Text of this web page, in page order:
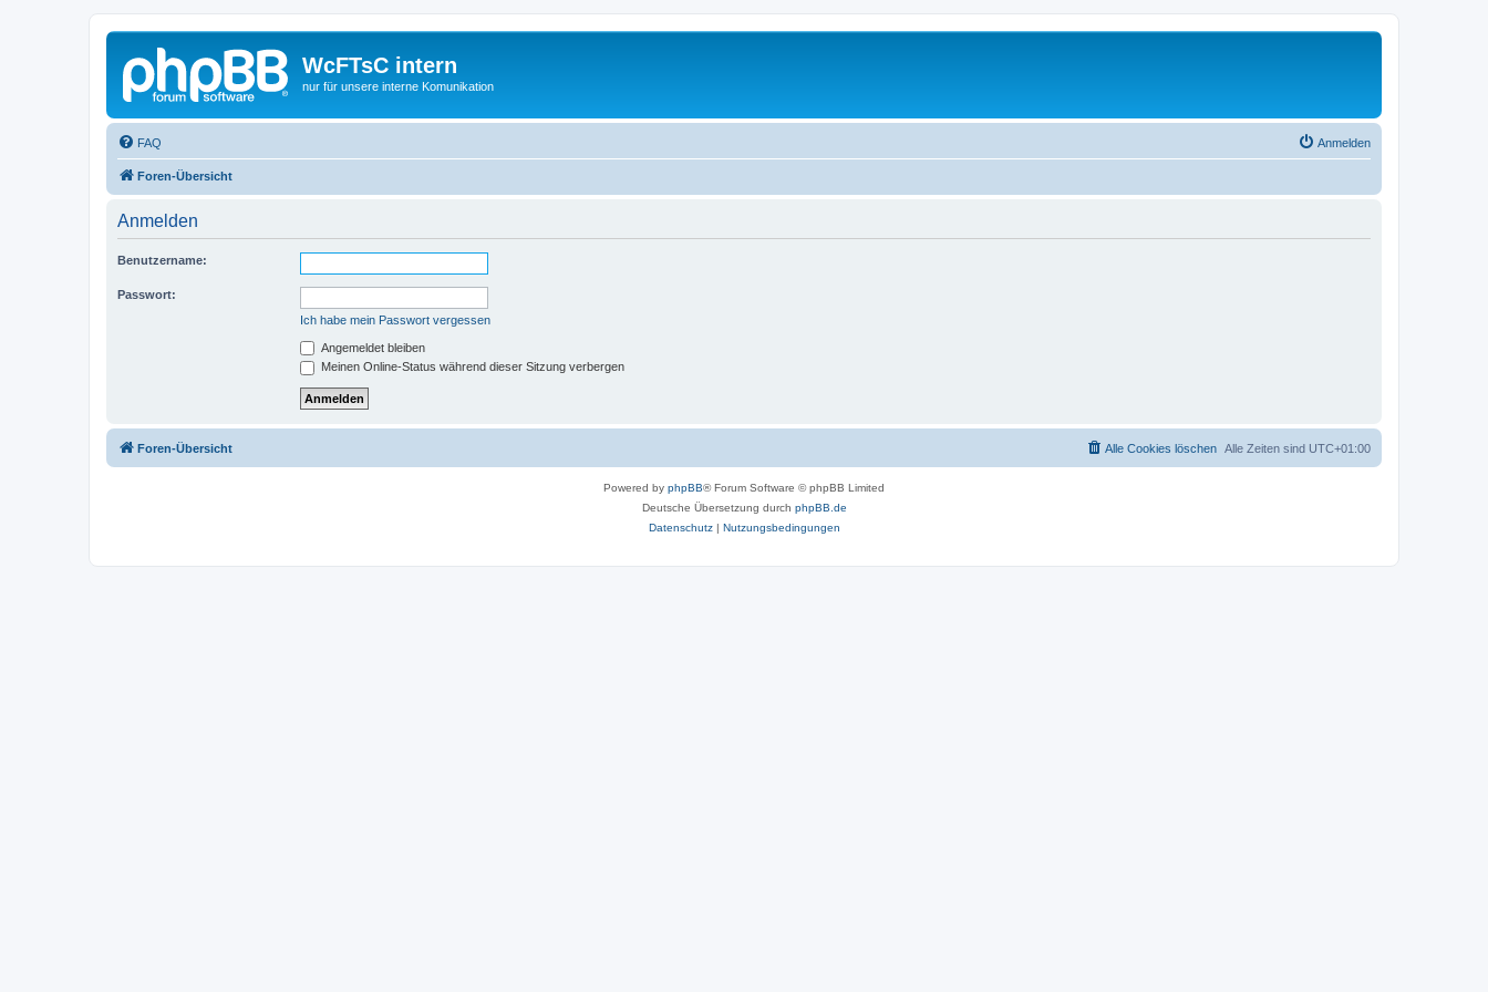
WcFTsC intern
nur für unsere interne Komunikation
FAQ Anmelden
Foren-Übersicht
Anmelden
Benutzername:
Passwort:
Ich habe mein Passwort vergessen
Angemeldet bleiben
Meinen Online-Status während dieser Sitzung verbergen
Foren-Übersicht Alle Zeiten sind UTC+01:00
Alle Cookies löschen
Powered by phpBB® Forum Software © phpBB Limited
Deutsche Übersetzung durch phpBB.de
Datenschutz| Nutzungsbedingungen